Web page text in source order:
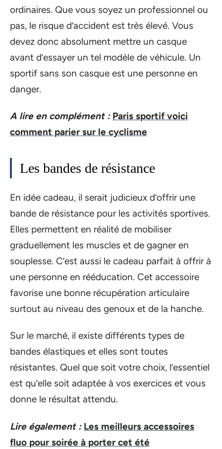
ordinaires. Que vous soyez un professionnel ou
pas, le risque d’accident est très élevé. Vous
devez donc absolument mettre un casque
avant d’essayer un tel modèle de véhicule. Un
sportif sans son casque est une personne en
danger.
A lire en complément : Paris sportif voici
comment parier sur le cyclisme
Les bandes de résistance
En idée cadeau, il serait judicieux d’offrir une
bande de résistance pour les activités sportives.
Elles permettent en réalité de mobiliser
graduellement les muscles et de gagner en
souplesse. C’est aussi le cadeau parfait à offrir à
une personne en rééducation. Cet accessoire
favorise une bonne récupération articulaire
surtout au niveau des genoux et de la hanche.
Sur le marché, il existe différents types de
bandes élastiques et elles sont toutes
résistantes. Quel que soit votre choix, l’essentiel
est qu’elle soit adaptée à vos exercices et vous
donne le résultat attendu.
Lire également : Les meilleurs accessoires
fluo pour soirée à porter cet été